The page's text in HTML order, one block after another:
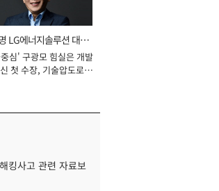
LG에너지솔루션 대표
장
심' 구광모 힘실은 개발
첫 수장, 기술압도로
킹사고 관련 자료보